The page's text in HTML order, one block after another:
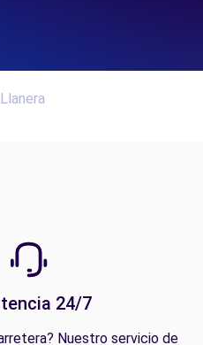
24/7
Nuestro servicio de